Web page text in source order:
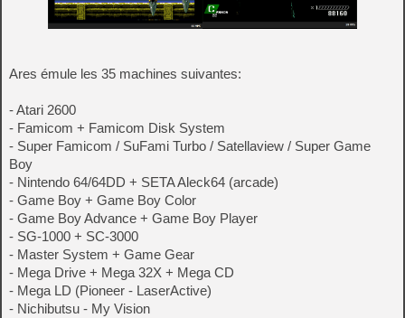
Ares émule les 35 machines suivantes:
- Atari 2600
- Famicom + Famicom Disk System
- Super Famicom / SuFami Turbo / Satellaview / Super Game
Boy
- Nintendo 64/64DD + SETA Aleck64 (arcade)
- Game Boy + Game Boy Color
- Game Boy Advance + Game Boy Player
- SG-1000 + SC-3000
- Master System + Game Gear
- Mega Drive + Mega 32X + Mega CD
- Mega LD (Pioneer - LaserActive)
- Nichibutsu - My Vision